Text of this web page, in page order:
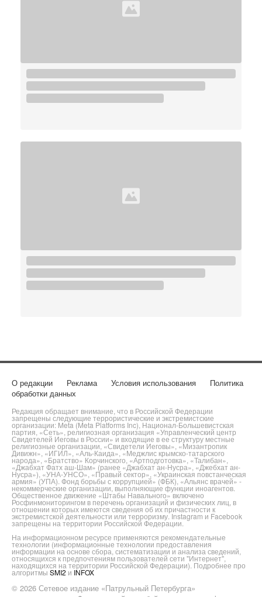
О редакции Реклама Условия использования
Политика
обработки данных
Редакция обращает внимание, что в Российской Федерации
запрещены следующие террористические и экстремистские
организации: Meta (Meta Platforms Inc), Национал-Большевистская
партия, «Сеть», религиозная организация «Управленческий центр
Свидетелей Иеговы в России» и входящие в ее структуру местные
религиозные организации, «Свидетели Иеговы», «Мизантропик
Дивижн», «ИГИЛ», «Аль-Каида», «Меджлис крымско-татарского
народа», «Братство» Корчинского, «Артподготовка», «Талибан»,
«Джабхат Фатх аш-Шам» (ранее «Джабхат ан-Нусра», «Джебхат ан-
Нусра»), «УНА-УНСО», «Правый сектор», «Украинская повстанческая
армия» (УПА). Фонд борьбы с коррупцией» (ФБК), «Альянс врачей» -
некоммерческие организации, выполняющие функции иноагентов.
Общественное движение «Штабы Навального» включено
Росфинмониторингом в перечень организаций и физических лиц, в
отношении которых имеются сведения об их причастности к
экстремистской деятельности или терроризму. Instagram и Facebook
запрещены на территории Российской Федерации.
На информационном ресурсе применяются рекомендательные
технологии (информационные технологии предоставления
информации на основе сбора, систематизации и анализа сведений,
относящихся к предпочтениям пользователей сети "Интернет",
находящихся на территории Российской Федерации). Подробнее про
алгоритмы SMI2 и INFOX
© 2026 Сетевое издание «Патрульный Петербурга»